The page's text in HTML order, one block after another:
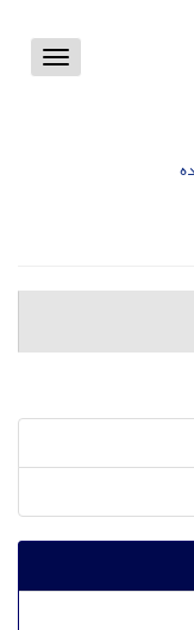
Toggle